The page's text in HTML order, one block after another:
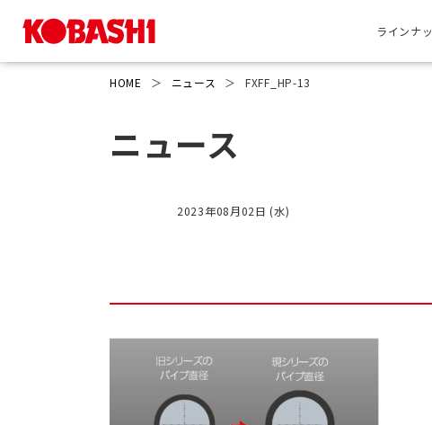
ラインナ
HOME ＞ ニュース ＞ FXFF_HP-13
ニュース
2023年08月02日 (水)